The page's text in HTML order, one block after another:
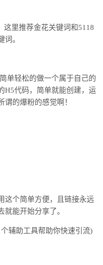
这里推荐金花关键词和5118
词。
单轻松的做一个属于自己的
H5代码，简单就能创建，运
的爆粉的感觉啊！
这个简单方便，且链接永远
能开始分享了。